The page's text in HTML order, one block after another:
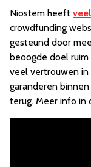
Niostem heeft
crowdfunding
gesteund door
beoogde doel
veel vertrouwen
garanderen binnen
terug. Meer info in